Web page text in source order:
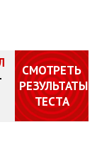
СМОТРЕТЬ
РЕЗУЛЬТАТЫ
ТЕСТА